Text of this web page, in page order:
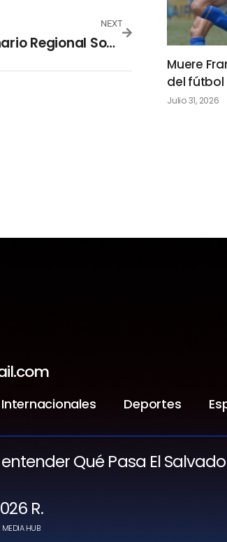
NEXT
CNR Alberga Seminario Regional Sobre Garantías Mobiliarias
Muere
del fútbol
Julio 31, 2026
Internacionales Deportes
Qué Pasa El
R.
HUB